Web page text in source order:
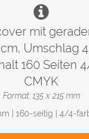
mit
cm, Umschlag
160 Seiten
CMYK
Format: 135 x 215 mm
| 160-seitig | 4/4-